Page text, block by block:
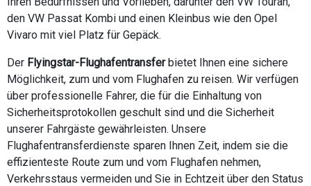
den VW Passat Kombi und einen Kleinbus wie den Opel
Vivaro mit viel Platz für Gepäck.
Der Flyingstar-Flughafentransferbietet Ihnen eine sichere
Möglichkeit, zum und vom Flughafen zu reisen. Wir verfügen
über professionelle Fahrer, die für die Einhaltung von
Sicherheitsprotokollen geschult sind und die Sicherheit
unserer Fahrgäste gewährleisten. Unsere
Flughafentransferdienste sparen Ihnen Zeit, indem sie die
effizienteste Route zum und vom Flughafen nehmen,
Verkehrsstaus vermeiden und Sie in Echtzeit über den Status